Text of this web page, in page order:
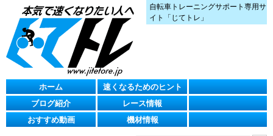
自転車トレーニングサポート専用サ
イト「じてトレ」
ホーム
速くなるためのヒント
ブログ紹介
レース情報
おすすめ動画
機材情報